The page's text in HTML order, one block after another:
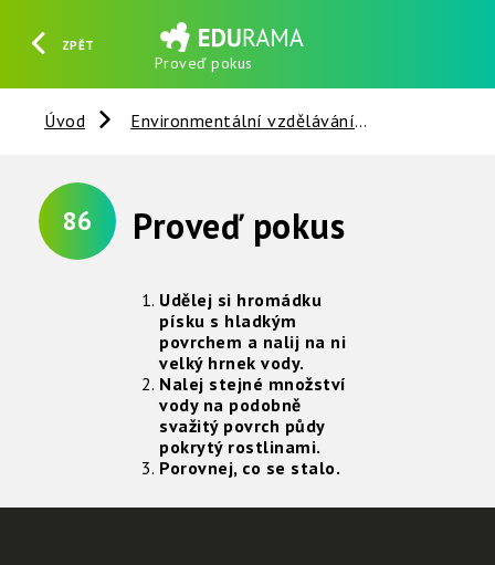
ZPĚT
Proveď pokus
HLEDAT REGISTROVAT PŘIHLÁSIT SE
Úvod Environmentální vzdělávání
86 Proveď pokus
Udělej si hromádku
písku s hladkým
povrchem a nalij na ni
velký hrnek vody.
Nalej stejné množství
vody na podobně
svažitý povrch půdy
pokrytý rostlinami.
Porovnej, co se stalo.